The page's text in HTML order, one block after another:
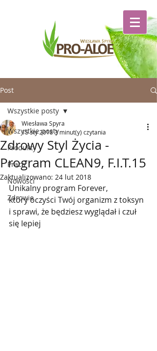
Post
Wszystkie posty
Produkty
Praca
Nowości
Zdrowie
Wszystkie posty
Zdrowy Styl Życia -
Program CLEAN9, F.I.T.15
Wiesława Spyra
15 sty 20183 minut(y) czytania
Zaktualizowano: 24 lut 2018
Unikalny program Forever,
który oczyści Twój organizm z toksyn
i sprawi, że będziesz wyglądał i czuł
się lepiej